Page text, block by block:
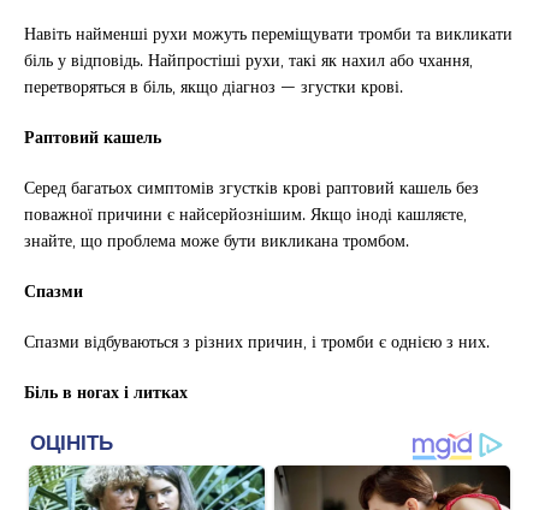
Навіть найменші рухи можуть переміщувати тромби та викликати
біль у відповідь. Найпростіші рухи, такі як нахил або чхання,
перетворяться в біль, якщо діагноз — згустки крові.
Раптовий кашель
Серед багатьох симптомів згустків крові раптовий кашель без
поважної причини є найсерйознішим. Якщо іноді кашляєте,
знайте, що проблема може бути викликана тромбом.
Спазми
Спазми відбуваються з різних причин, і тромби є однією з них.
Біль в ногах і литках